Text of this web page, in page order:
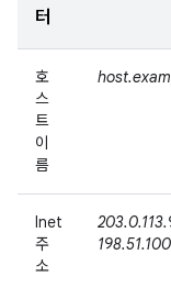
터
호
스
트
이
름
Inet
주
소